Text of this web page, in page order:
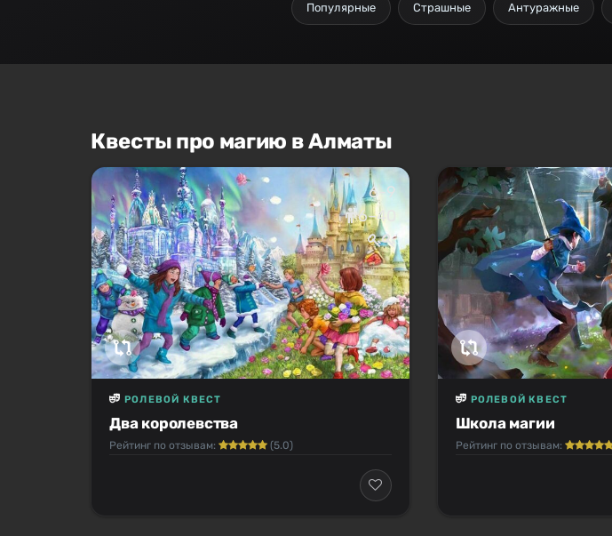
Популярные Страшные Антуражные
Квесты про магию в Алматы
6-9
6–40
Два королевства
РОЛЕВОЙ КВЕСТ
Рейтинг по отзывам: (5.0)
Школа магии
РОЛЕВОЙ КВЕСТ
Рейтинг по отзывам: